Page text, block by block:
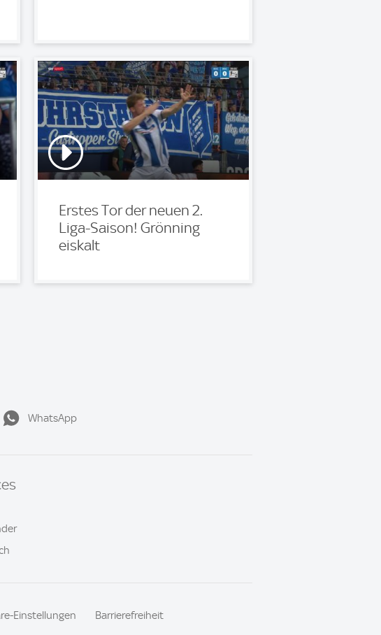
Erstes Tor der neuen 2.
Liga-Saison! Grönning
eiskalt
WhatsApp
Einstellungen Barrierefreiheit